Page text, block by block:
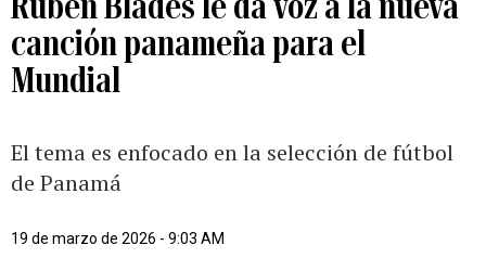
canción panameña para el
Mundial
El tema es enfocado en la selección de fútbol
de Panamá
19 de marzo de 2026 - 9:03 AM